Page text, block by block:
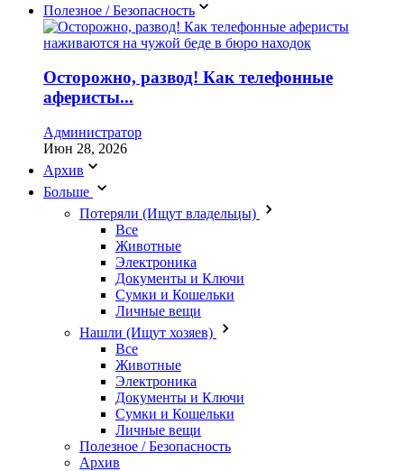
Полезное / Безопасность
Осторожно, развод! Как телефонные
аферисты...
Администратор
Июн 28, 2026
Архив
Больше
Потеряли (Ищут владельцы)
Все
Животные
Электроника
Документы и Ключи
Сумки и Кошельки
Личные вещи
Нашли (Ищут хозяев)
Все
Животные
Электроника
Документы и Ключи
Сумки и Кошельки
Личные вещи
Полезное / Безопасность
Архив